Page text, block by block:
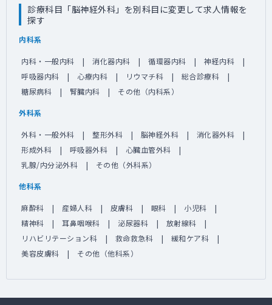
診療科目「脳神経外科」を別科目に変更して求人情報を
探す
内科系
内科・一般内科 消化器内科 循環器内科
神経内科
呼吸器内科
心療内科 リウマチ科
総合診療科
糖尿病科
腎臓内科 その他（内科系）
外科系
外科・一般外科 整形外科 脳神経外科
消化器外科
形成外科
呼吸器外科
心臓血管外科
乳腺/内分泌外科
その他（外科系）
他科系
麻酔科 産婦人科 皮膚科 眼科
小児科
精神科
耳鼻咽喉科 泌尿器科
放射線科
リハビリテーション科
救命救急科
緩和ケア科
美容皮膚科
その他（他科系）